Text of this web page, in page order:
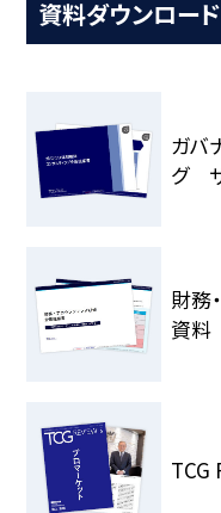
資料ダウンロード
ガバ
グ
財務
資料
TCG